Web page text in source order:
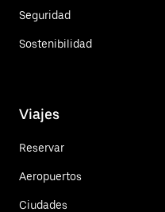
Seguridad
Sostenibilidad
Viajes
Reservar
Aeropuertos
Ciudades